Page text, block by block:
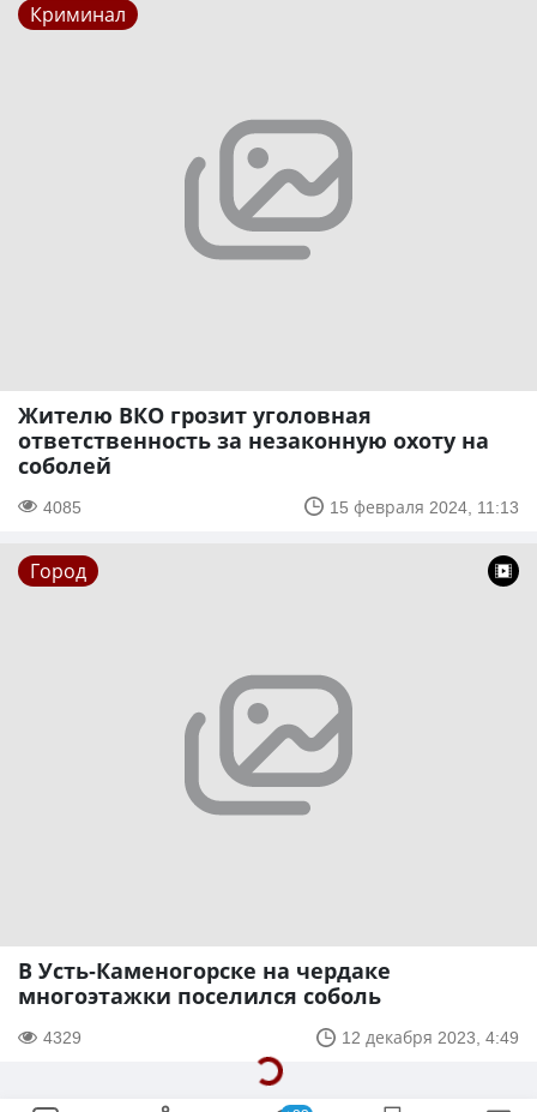
Криминал
Жителю ВКО грозит уголовная
ответственность за незаконную охоту на
соболей
4085 15 февраля 2024, 11:13
Город
В Усть-Каменогорске на чердаке
многоэтажки поселился соболь
4329 12 декабря 2023, 4:49